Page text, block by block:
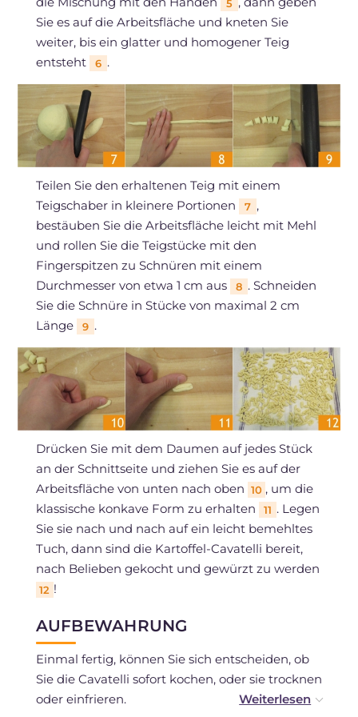
5
Sie es auf die Arbeitsfläche und kneten Sie
weiter, bis ein glatter und homogener Teig
entsteht
6 .
Teilen Sie den erhaltenen Teig mit einem
Teigschaber in kleinere Portionen
7 ,
bestäuben Sie die Arbeitsfläche leicht mit Mehl
und rollen Sie die Teigstücke mit den
Fingerspitzen zu Schnüren mit einem
Durchmesser von etwa 1 cm aus
8 . Schneiden
Sie die Schnüre in Stücke von maximal 2 cm
Länge
9 .
Drücken Sie mit dem Daumen auf jedes Stück
an der Schnittseite und ziehen Sie es auf der
Arbeitsfläche von unten nach oben 10 , um die
klassische konkave Form zu erhalten
11 . Legen
Sie sie nach und nach auf ein leicht bemehltes
Tuch, dann sind die Kartoffel-Cavatelli bereit,
nach Belieben gekocht und gewürzt zu werden
12 !
AUFBEWAHRUNG
Einmal fertig, können Sie sich entscheiden, ob
Sie die Cavatelli sofort kochen, oder sie trocknen
oder einfrieren.